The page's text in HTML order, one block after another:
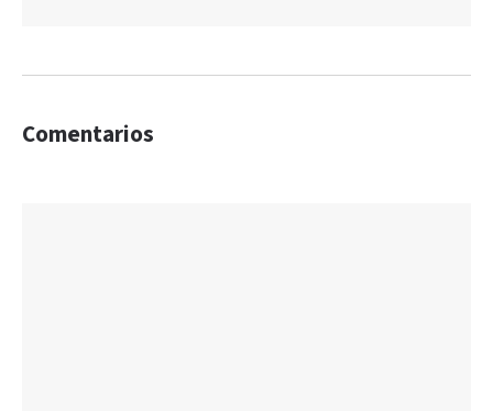
Comentarios